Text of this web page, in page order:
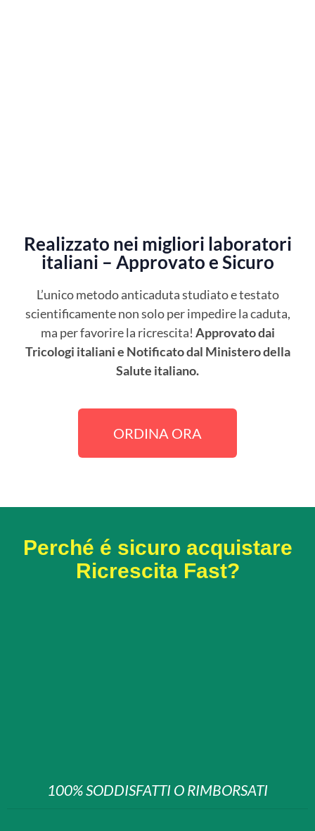
Realizzato nei migliori laboratori
italiani – Approvato e Sicuro
L’unico metodo anticaduta studiato e testato
scientificamente non solo per impedire la caduta,
ma per favorire la ricrescita! Approvato dai
Tricologi italiani e Notificato dal Ministero della
Salute italiano.
ORDINA ORA
Perché é sicuro acquistare
Ricrescita Fast?
100% SODDISFATTI O RIMBORSATI